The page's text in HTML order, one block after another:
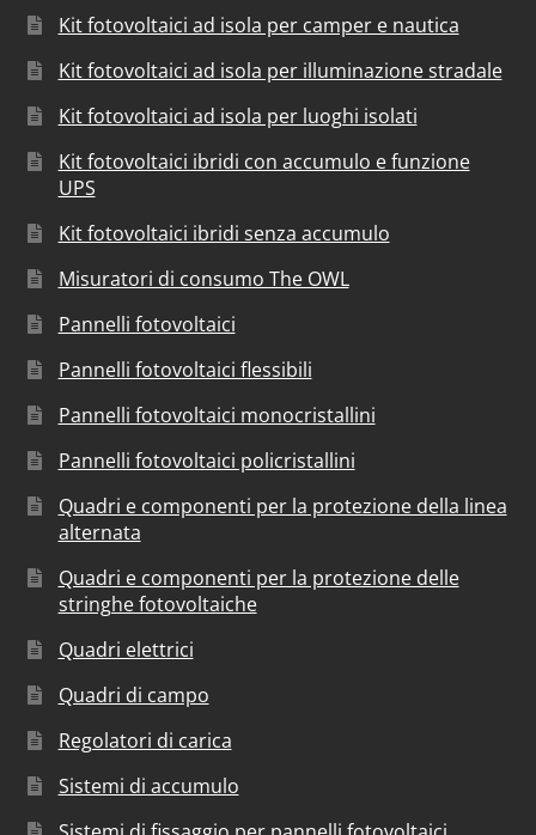
Kit fotovoltaici ad isola per camper e nautica
Kit fotovoltaici ad isola per illuminazione stradale
Kit fotovoltaici ad isola per luoghi isolati
Kit fotovoltaici ibridi con accumulo e funzione
UPS
Kit fotovoltaici ibridi senza accumulo
Misuratori di consumo The OWL
Pannelli fotovoltaici
Pannelli fotovoltaici flessibili
Pannelli fotovoltaici monocristallini
Pannelli fotovoltaici policristallini
Quadri e componenti per la protezione della linea
alternata
Quadri e componenti per la protezione delle
stringhe fotovoltaiche
Quadri elettrici
Quadri di campo
Regolatori di carica
Sistemi di accumulo